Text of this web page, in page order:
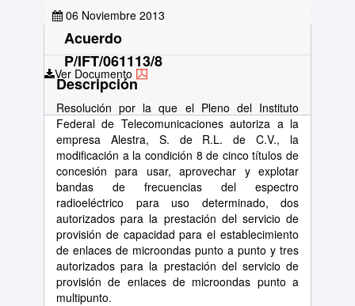
06 Noviembre 2013
Ver Documento
Acuerdo
P/IFT/061113/8
Descripción
Resolución por la que el Pleno del Instituto
Federal de Telecomunicaciones autoriza a la
empresa Alestra, S. de R.L. de C.V., la
modificación a la condición 8 de cinco títulos de
concesión para usar, aprovechar y explotar
bandas de frecuencias del espectro
radioeléctrico para uso determinado, dos
autorizados para la prestación del servicio de
provisión de capacidad para el establecimiento
de enlaces de microondas punto a punto y tres
autorizados para la prestación del servicio de
provisión de enlaces de microondas punto a
multipunto.